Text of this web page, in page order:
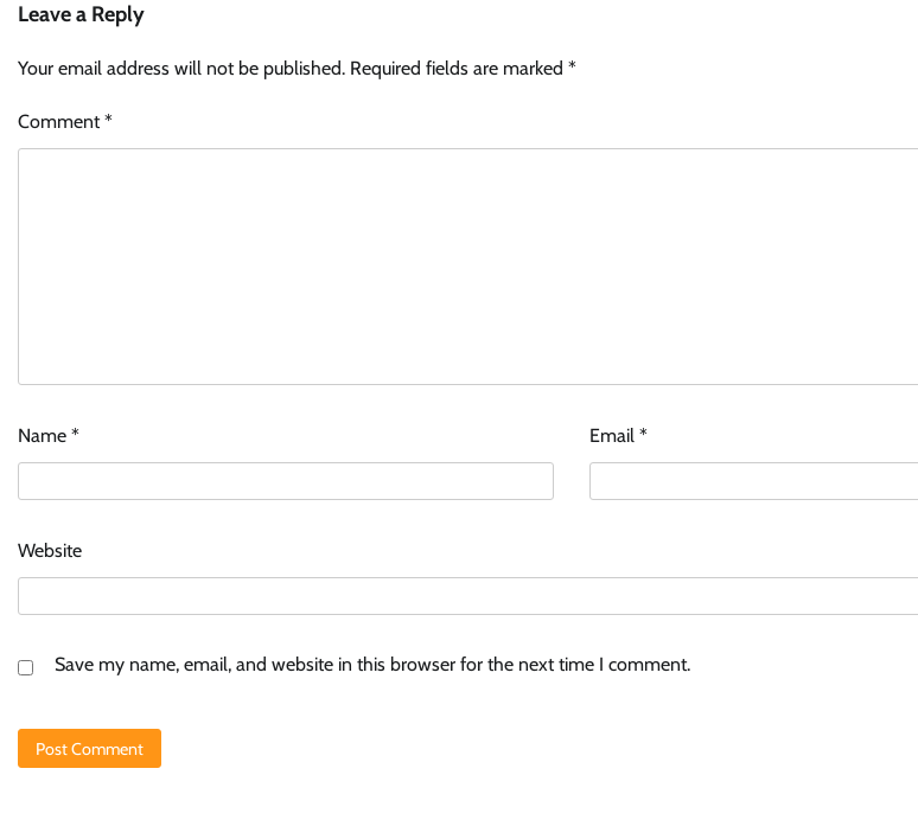
Leave a Reply
Your email address will not be published. Required fields are marked *
Comment*
Name * Email*
Website
Save my name, email, and website in this browser for the next time I comment.